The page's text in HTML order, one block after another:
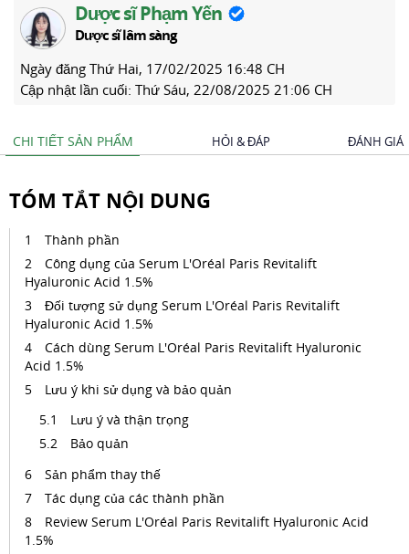
Dược sĩ Phạm Yến
Dược sĩ lâm sàng
Ngày đăng Thứ Hai, 17/02/2025 16:48 CH
Cập nhật lần cuối: Thứ Sáu, 22/08/2025 21:06 CH
CHI TIẾT SẢN PHẨM HỎI & ĐÁP ĐÁNH GIÁ
TÓM TẮT NỘI DUNG
Thành phần
Công dụng của Serum L'Oréal Paris Revitalift
Hyaluronic Acid 1.5%
Đối tượng sử dụng Serum L'Oréal Paris Revitalift
Hyaluronic Acid 1.5%
Cách dùng Serum L'Oréal Paris Revitalift Hyaluronic
Acid 1.5%
Lưu ý khi sử dụng và bảo quản
Lưu ý và thận trọng
Bảo quản
Sản phẩm thay thế
Tác dụng của các thành phần
Review Serum L'Oréal Paris Revitalift Hyaluronic Acid
1.5%